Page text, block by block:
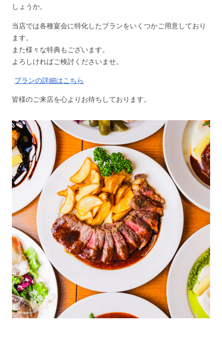
しょうか。
当店では各種宴会に特化したプランをいくつかご用意しており
ます。
また様々な特典もございます。
よろしければご検討くださいませ。
プランの詳細はこちら
皆様のご来店を心よりお待ちしております。